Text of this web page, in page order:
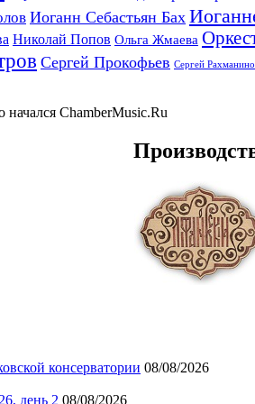
Иоганн Себастьян Бах
Николай Попов Ольга Жмаева
Сергей Прокофьев Сергей
начался ChamberMusic.Ru
консерватории 08/08/2026
день 2 08/08/2026